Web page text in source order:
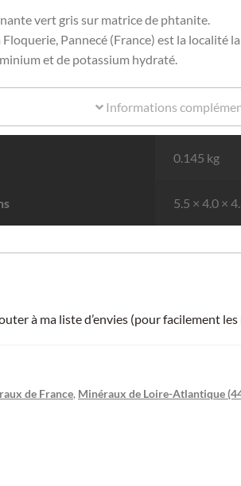
vert gris sur matrice de phtanite.
Floquerie, Pannecé (France) est la localité
et de potassium hydraté.
Informations
0.145 kg
5.5 × 4.0 ×
à ma liste d’envies (pour facilement
de France, Minéraux de Loire-Atlantique